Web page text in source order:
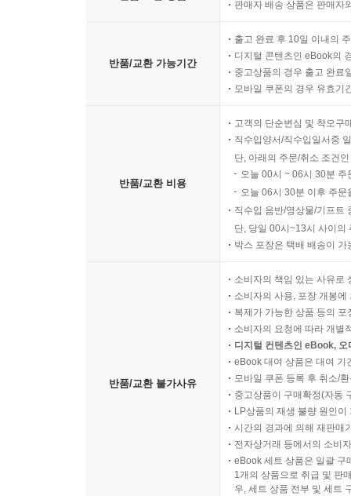
판매자 배송 상품은 판매자
반품/교환 가능기간
출고 완료 후 10일 이내의
디지털 콘텐츠인 eBook의
중고상품의 경우 출고 완료
모바일 쿠폰의 경우 유효기
반품/교환 비용
고객의 단순변심 및 착오구
직수입양서/직수입일서중
단, 아래의 주문/취소 조건
오늘 00시 ~ 06시 30분
오늘 06시 30분 이후 주
직수입 음반/영상물/기프트
단, 당일 00시~13시 사이의
박스 포장은 택배 배송이
반품/교환 불가사유
소비자의 책임 있는 사유로
소비자의 사용, 포장 개봉
복제가 가능한 상품 등의
소비자의 요청에 따라 개별
디지털 컨텐츠인 eBook,
eBook 대여 상품은 대여 기
모바일 쿠폰 등록 후 취소/
중고상품이 구매확정(자동
LP상품의 재생 불량 원인
시간의 경과에 의해 재판매
전자상거래 등에서의 소비
eBook 세트 상품은 일괄 구
1개의 상품으로 취급 및 판
우, 세트 상품 전부 및 세트